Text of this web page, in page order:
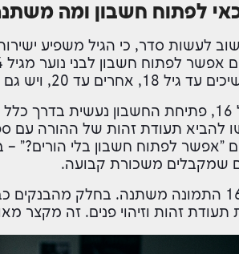
לפתוח חשבון ומה
לעשות סדר, כי הגיל משפיע
עד 20, ויש גם מסלולים שמגיעים עד 25.
עד גיל 16, פתיחת החשבון נעשית
להביא תעודת זהות של ההורה עם
שמקבלים משכורת קבועה.
מגיל 16 התמונה משתנה. בחלק
תעודת זהות וזיהוי פנים. זה מקצר